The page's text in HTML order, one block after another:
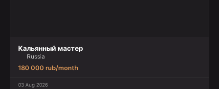
Кальянный мастер
Russia
180 000 rub/month
03 Aug 2026